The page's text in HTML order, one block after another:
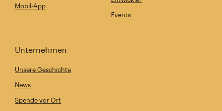
Mobil-App
Events
Unternehmen
Unsere Geschichte
News
Spende vor Ort